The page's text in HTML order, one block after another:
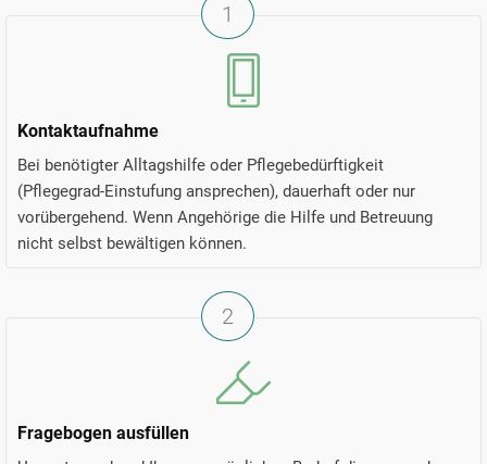
Kontaktaufnahme
Bei benötigter Alltagshilfe oder Pflegebedürftigkeit
(Pflegegrad-Einstufung ansprechen), dauerhaft oder nur
vorübergehend. Wenn Angehörige die Hilfe und Betreuung
nicht selbst bewältigen können.
1
Fragebogen ausfüllen
2